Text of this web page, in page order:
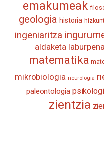
emakumeak
geologia historia
ingeniaritza
aldaketa
matematika
mikrobiologia neurologia
paleontologia
zientzia